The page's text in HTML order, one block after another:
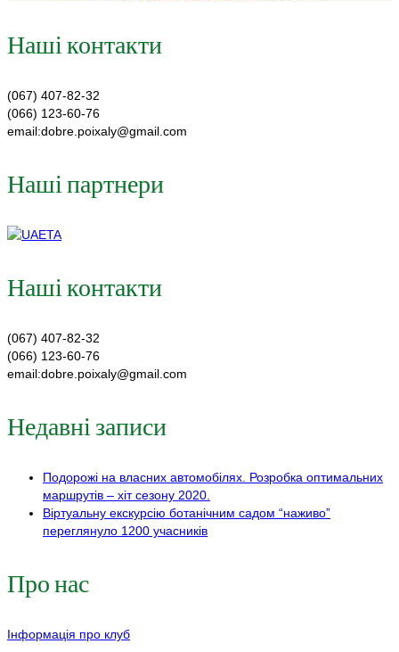
Наші контакти
(067) 407-82-32
(066) 123-60-76
email:dobre.poixaly@gmail.com
Наші партнери
Наші контакти
(067) 407-82-32
(066) 123-60-76
email:dobre.poixaly@gmail.com
Недавні записи
Подорожі на власних автомобілях. Розробка оптимальних
маршрутів – хіт сезону 2020.
Віртуальну екскурсію ботанічним садом “наживо”
переглянуло 1200 учасників
Про нас
Інформація про клуб